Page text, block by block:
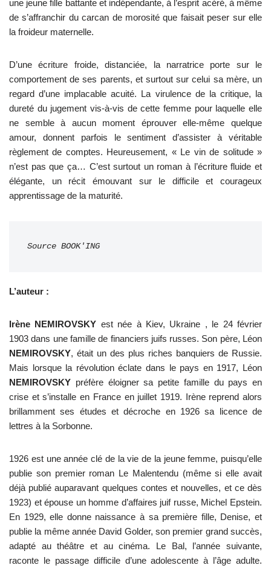
une jeune fille battante et indépendante, à l’esprit acéré, à même
de s’affranchir du carcan de morosité que faisait peser sur elle
la froideur maternelle.
D’une écriture froide, distanciée, la narratrice porte sur le
comportement de ses parents, et surtout sur celui sa mère, un
regard d’une implacable acuité. La virulence de la critique, la
dureté du jugement vis-à-vis de cette femme pour laquelle elle
ne semble à aucun moment éprouver elle-même quelque
amour, donnent parfois le sentiment d’assister à véritable
règlement de comptes. Heureusement, « Le vin de solitude »
n’est pas que ça… C’est surtout un roman à l’écriture fluide et
élégante, un récit émouvant sur le difficile et courageux
apprentissage de la maturité.
Source BOOK'ING
L’auteur :
Irène NEMIROVSKY est née à Kiev, Ukraine , le 24 février
1903 dans une famille de financiers juifs russes. Son père, Léon
NEMIROVSKY, était un des plus riches banquiers de Russie.
Mais lorsque la révolution éclate dans le pays en 1917, Léon
NEMIROVSKY préfère éloigner sa petite famille du pays en
crise et s’installe en France en juillet 1919. Irène reprend alors
brillamment ses études et décroche en 1926 sa licence de
lettres à la Sorbonne.
1926 est une année clé de la vie de la jeune femme, puisqu’elle
publie son premier roman Le Malentendu (même si elle avait
déjà publié auparavant quelques contes et nouvelles, et ce dès
1923) et épouse un homme d’affaires juif russe, Michel Epstein.
En 1929, elle donne naissance à sa première fille, Denise, et
publie la même année David Golder, son premier grand succès,
adapté au théâtre et au cinéma. Le Bal, l’année suivante,
raconte le passage difficile d’une adolescente à l’âge adulte.